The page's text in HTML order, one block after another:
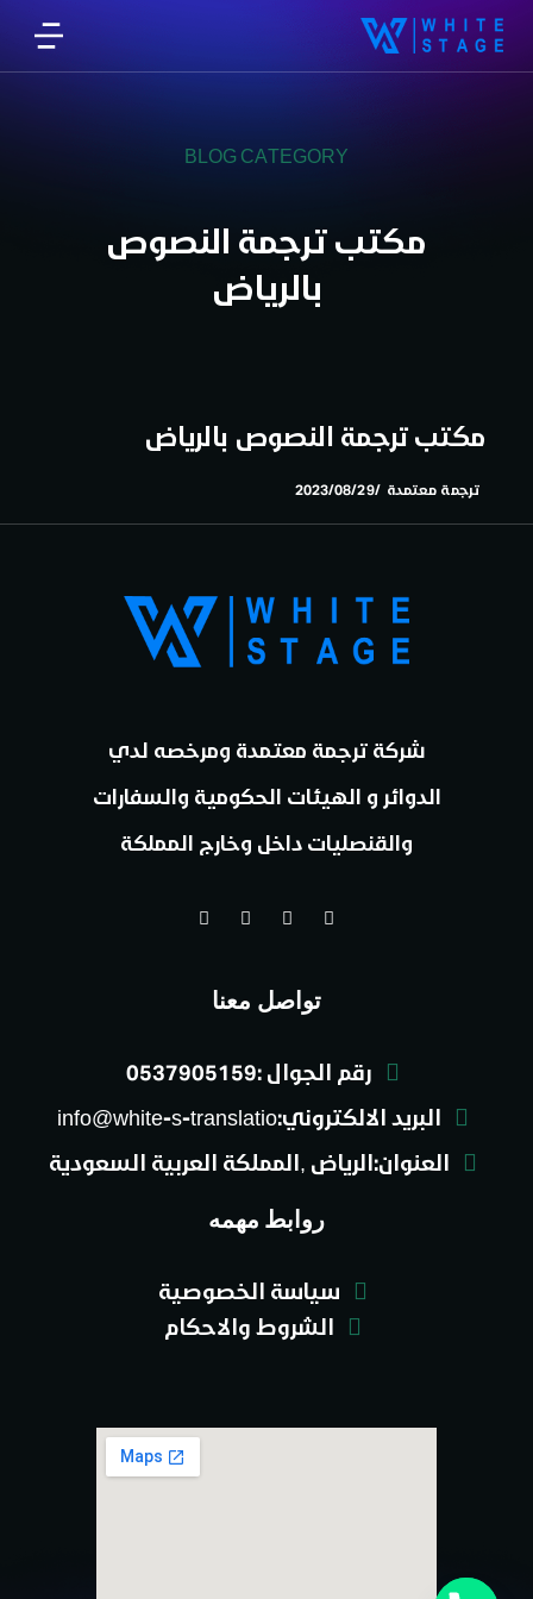
BLOG CATEGORY
مكتب ترجمة النصوص
بالرياض
مكتب ترجمة النصوص بالرياض
ترجمة معتمدة 2023/08/29
شركة ترجمة معتمدة ومرخصه لدي
الدوائر و الهيئات الحكومية والسفارات
والقنصليات داخل وخارج المملكة
تواصل معنا
رقم الجوال :0537905159
البريد الالكتروني:info@white-s-translatio
العنوان:الرياض ,المملكة العربية السعودية
روابط مهمه
سياسة الخصوصية
الشروط والاحكام